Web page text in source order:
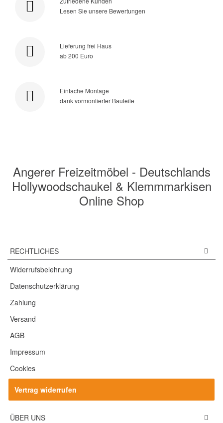
Lesen Sie unsere Bewertungen
Lieferung frei Haus
ab 200 Euro
Einfache Montage
dank vormontierter Bauteile
Angerer Freizeitmöbel - Deutschlands
Hollywoodschaukel & Klemmmarkisen
Online Shop
RECHTLICHES
Widerrufsbelehrung
Datenschutzerklärung
Zahlung
Versand
AGB
Impressum
Cookies
Vertrag widerrufen
ÜBER UNS